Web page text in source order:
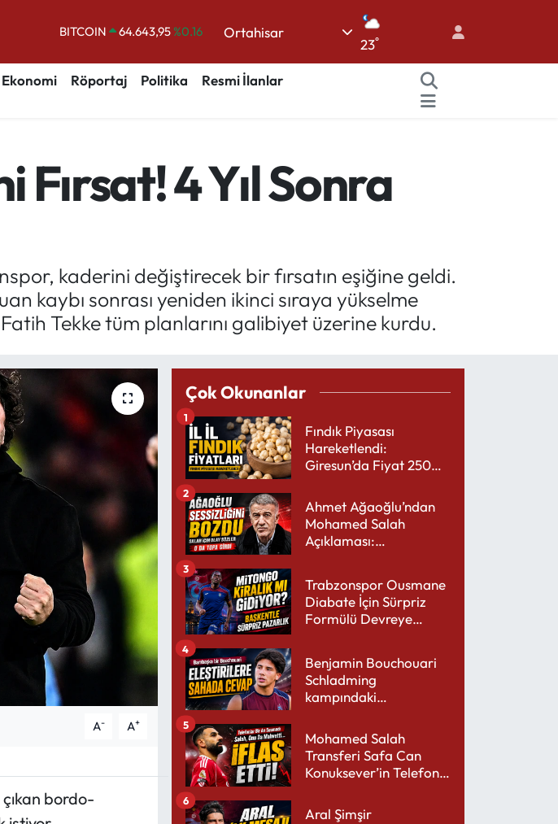
BITCOIN 64.643,95 %0.16
EURO
55,0250%0.02
13.799 %70
Ortahisar
23°
Ekonomi Röportaj Politika
Resmi İlanlar
4 Yıl Sonra
kaderini değiştirecek bir fırsatın eşiğine geldi.
kaybı sonrası yeniden ikinci sıraya yükselme
Tekke tüm planlarını galibiyet üzerine kurdu.
A- A+
bordo-
Çok Okunanlar
Fındık Piyasası
Hareketlendi:
Giresun’da Fiyat 250
1
Ahmet Ağaoğlu’ndan
Mohamed Salah
Açıklaması:
2
Trabzonspor Ousmane
Diabate İçin Sürpriz
Formülü Devreye
3
Benjamin Bouchouari
Schladming
kampındaki
4
Mohamed Salah
Transferi Safa Can
Konuksever’in Telefon
5
Aral Şimşir
6